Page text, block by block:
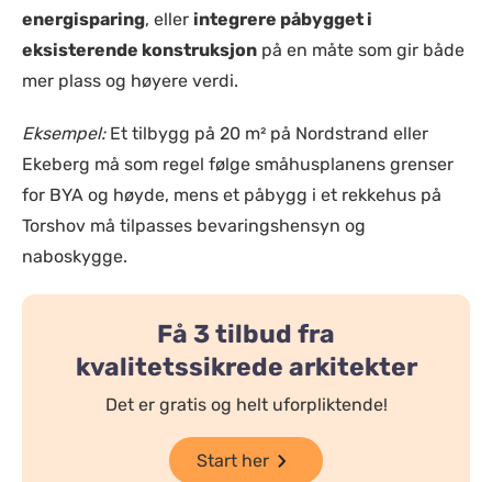
energisparing, eller integrere påbygget i
eksisterende konstruksjon på en måte som gir både
mer plass og høyere verdi.
Eksempel:Et tilbygg på 20 m² på Nordstrand eller
Ekeberg må som regel følge småhusplanens grenser
for BYA og høyde, mens et påbygg i et rekkehus på
Torshov må tilpasses bevaringshensyn og
naboskygge.
Få 3 tilbud fra
kvalitetssikrede arkitekter
Det er gratis og helt uforpliktende!
Start her